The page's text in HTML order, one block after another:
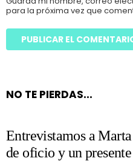
para la próxima vez que
NO TE PIERDAS...
Entrevistamos a
de oficio y un